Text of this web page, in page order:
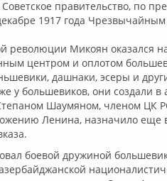
Советское правительство, по
1917 года
революции Микоян оказался
центром и оплотом
дашнаки, эсеры и
у большевиков, они создали в
Шаумяном, членом ЦК
Ленина, назначило еще
боевой дружиной